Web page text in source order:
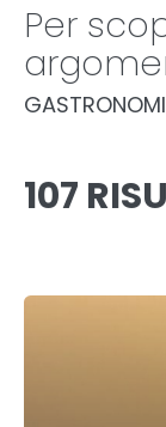
Per
107